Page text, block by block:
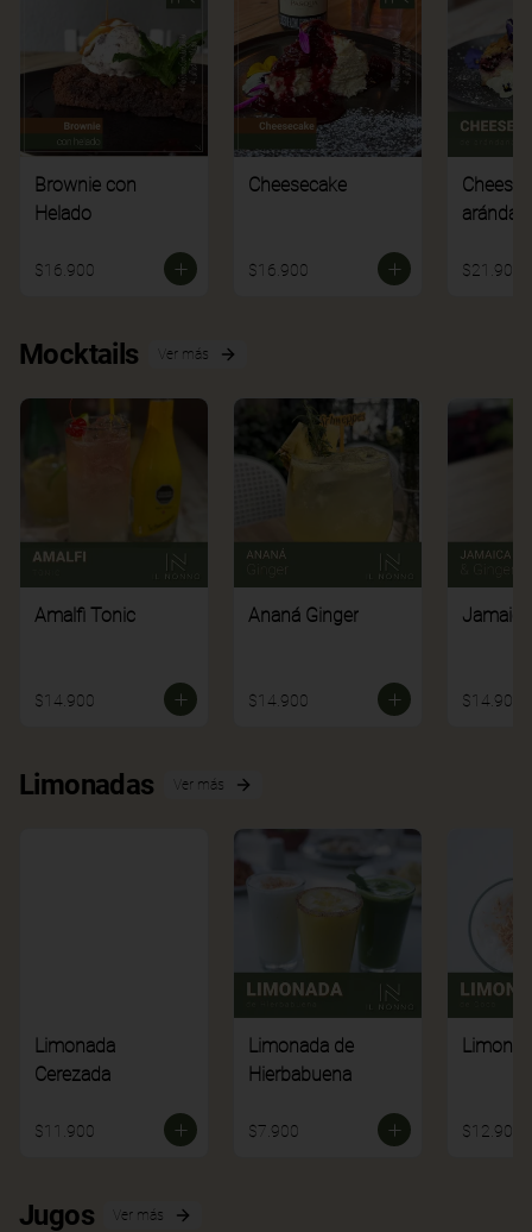
Brownie con
Helado
$16.900
Cheesecake
$16.900 $21.900
Mocktails Ver más
Amalfi Tonic
$14.900
Ananá Ginger
$14.900 $14.900
Limonadas Ver más
Limonada
Cerezada
$11.900
Limonada de
Hierbabuena
$7.900 $12.900
Jugos Ver más